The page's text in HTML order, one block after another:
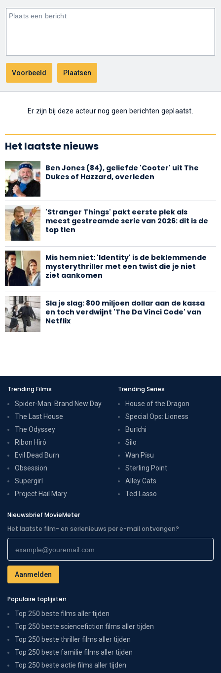
Er zijn bij deze acteur nog geen berichten geplaatst.
Het laatste nieuws
Ben Jones (84), geliefde 'Cooter' uit The
Dukes of Hazzard, overleden
'Stranger Things' pakt eerste plek als
meest gestreamde serie van 2026: dit is de
top tien
Mis hem niet: 'Identity' is de beklemmende
mysterythriller met een twist die je niet
ziet aankomen
Sla je slag: 800 miljoen dollar aan de kassa
en toch verdwijnt 'The Da Vinci Code' van
Netflix
Trending Films
Spider-Man: Brand New Day
The Last House
The Odyssey
Ribon Hîrô
Evil Dead Burn
Obsession
Supergirl
Project Hail Mary
Trending Series
House of the Dragon
Special Ops: Lioness
Burīchi
Silo
Wan Pīsu
Sterling Point
Alley Cats
Ted Lasso
Nieuwsbrief MovieMeter
Het laatste film- en serienieuws per e-mail ontvangen?
Populaire toplijsten
Top 250 beste films aller tijden
Top 250 beste sciencefiction films aller tijden
Top 250 beste thriller films aller tijden
Top 250 beste familie films aller tijden
Top 250 beste actie films aller tijden